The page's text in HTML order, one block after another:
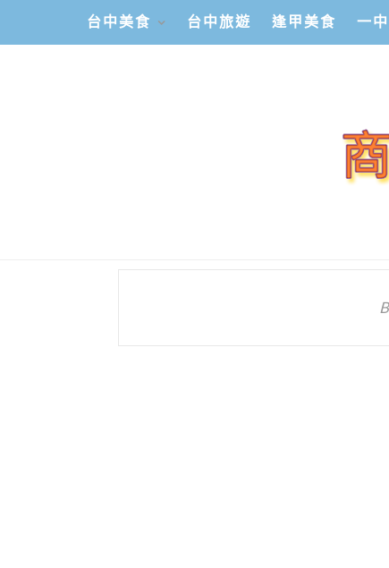
台中美食 台中旅遊 逢甲美食 一